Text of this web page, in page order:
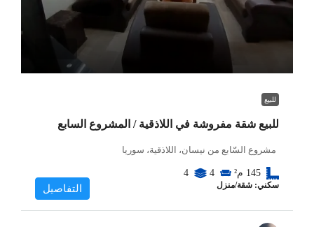
للبيع
للبيع شقة مفروشة في اللاذقية / المشروع السابع
مشروع السّابع من نيسان، اللاذقية، سوريا
145 م² 4
4
سكني: شقة/منزل التفاصيل